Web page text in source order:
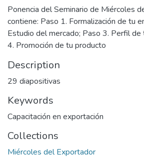
Ponencia del Seminario de Miércoles
contiene: Paso 1. Formalización de tu
Estudio del mercado; Paso 3. Perfil
4. Promoción de tu producto
Description
29 diapositivas
Keywords
Capacitación en exportación
Collections
Miércoles del Exportador